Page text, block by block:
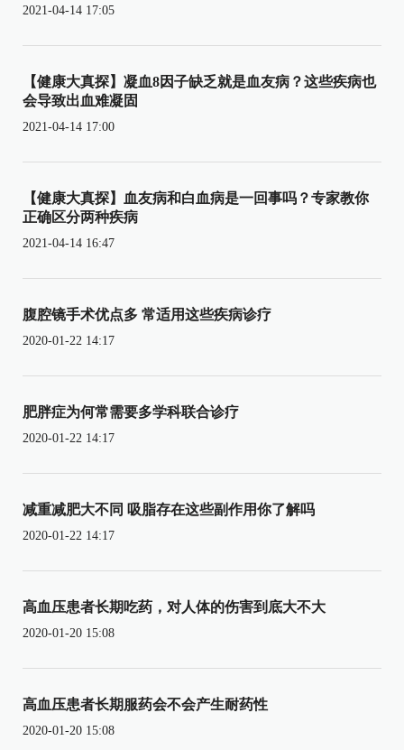
2021-04-14 17:05
【健康大真探】凝血8因子缺乏就是血友病？这些疾病也
会导致出血难凝固
2021-04-14 17:00
【健康大真探】血友病和白血病是一回事吗？专家教你
正确区分两种疾病
2021-04-14 16:47
腹腔镜手术优点多 常适用这些疾病诊疗
2020-01-22 14:17
肥胖症为何常需要多学科联合诊疗
2020-01-22 14:17
减重减肥大不同 吸脂存在这些副作用你了解吗
2020-01-22 14:17
高血压患者长期吃药，对人体的伤害到底大不大
2020-01-20 15:08
高血压患者长期服药会不会产生耐药性
2020-01-20 15:08